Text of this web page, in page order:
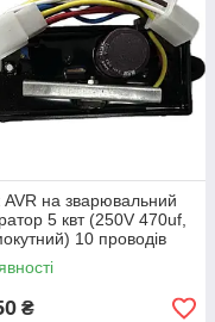
AVR на зварювальний
5 квт (250V 470uf,
10 проводів
₴